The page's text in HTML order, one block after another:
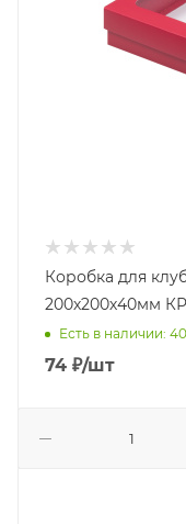
Коробка для
200х200х40мм
Есть в наличии: 40
74 ₽/шт